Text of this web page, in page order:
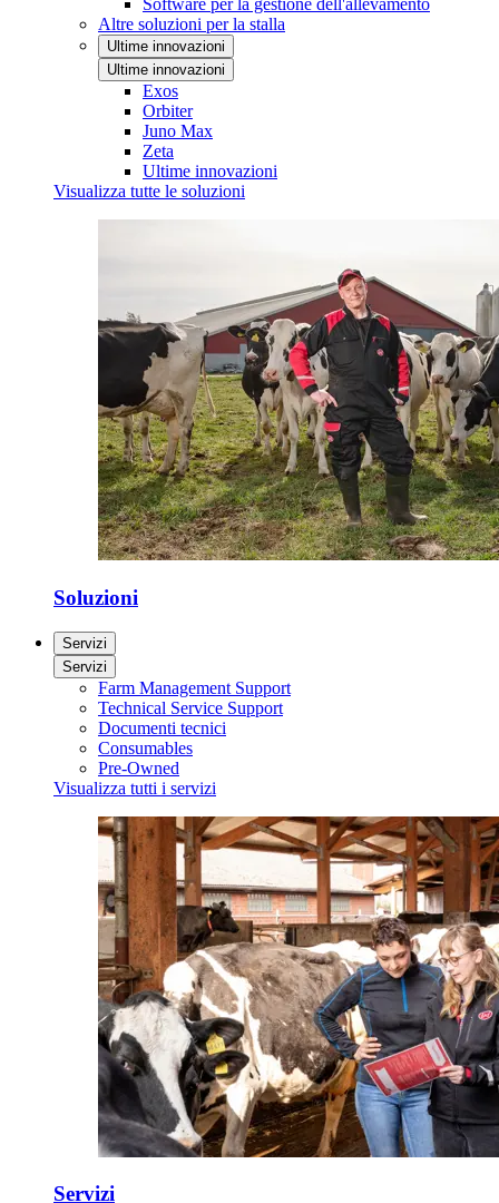
Software per la gestione dell'allevamento
Altre soluzioni per la stalla
Ultime innovazioni
Ultime innovazioni
Exos
Orbiter
Juno Max
Zeta
Ultime innovazioni
Visualizza tutte le soluzioni
Soluzioni
Servizi
Servizi
Farm Management Support
Technical Service Support
Documenti tecnici
Consumables
Pre-Owned
Visualizza tutti i servizi
Servizi